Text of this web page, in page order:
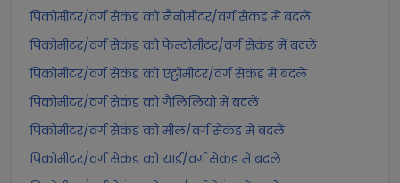
पिकोमीटर/वर्ग सेकंड को नैनोमीटर/वर्ग सेकंड में बदलें
पिकोमीटर/वर्ग सेकंड को फेम्टोमीटर/वर्ग सेकंड में बदलें
पिकोमीटर/वर्ग सेकंड को एट्टोमीटर/वर्ग सेकंड में बदलें
पिकोमीटर/वर्ग सेकंड को गैलिलियो में बदलें
पिकोमीटर/वर्ग सेकंड को मील/वर्ग सेकंड में बदलें
पिकोमीटर/वर्ग सेकंड को यार्ड/वर्ग सेकंड में बदलें